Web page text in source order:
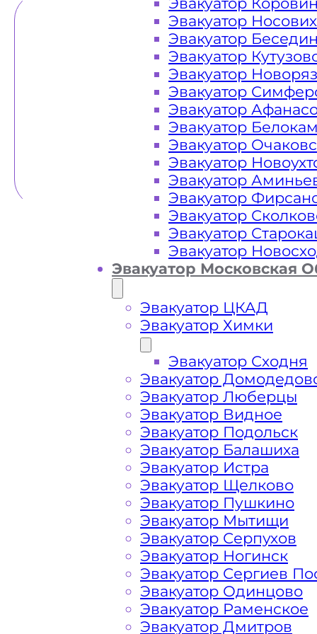
Как
Эвакуатор
Эвакуатор
Эвакуатор
Эвакуатор
Эвакуатор
Эвакуатор
Эвакуатор
Эвакуатор
Эвакуатор
Эвакуатор
Эвакуатор
Эвакуатор
Эвакуатор
Эвакуатор
Эвакуатор Московская
Эвакуатор ЦКАД
Эвакуатор Химки
Эвакуатор Сходня
Эвакуатор
Эвакуатор Люберцы
Эвакуатор Видное
Эвакуатор Подольск
Эвакуатор Балашиха
Эвакуатор Истра
Эвакуатор Щелково
Эвакуатор Пушкино
Эвакуатор Мытищи
Эвакуатор Серпухов
Эвакуатор Ногинск
Эвакуатор Сергиев
Эвакуатор Одинцово
Эвакуатор Раменское
Эвакуатор Дмитров